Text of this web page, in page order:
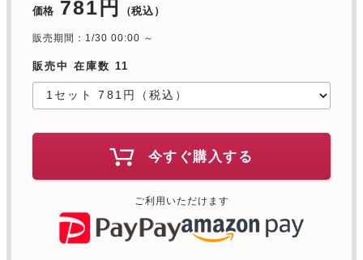
価格 781円 （税込）
販売期間：1/30 00:00 ～
販売中 在庫数 11
今すぐ購入する
ご利用いただけます